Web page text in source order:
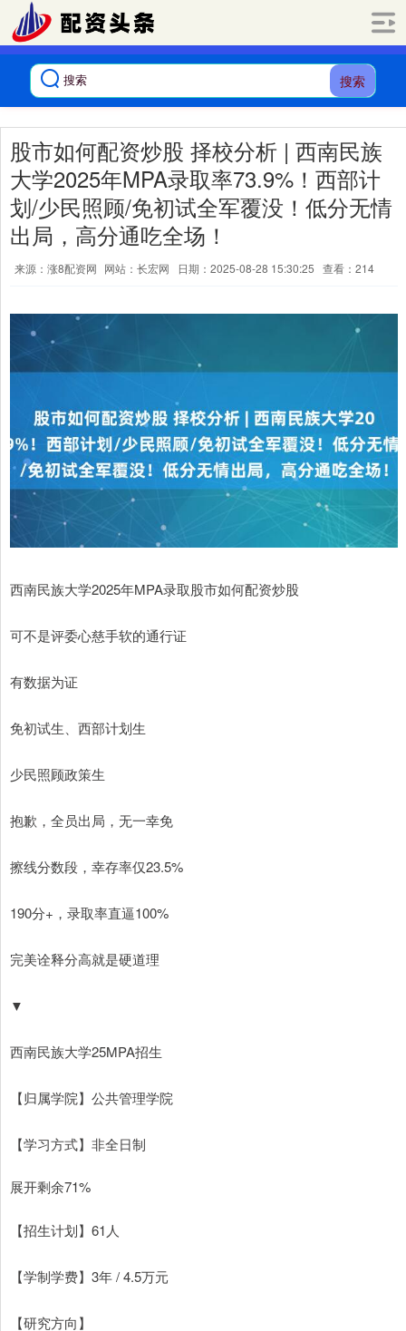
搜索
股市如何配资炒股 择校分析 | 西南民族
大学2025年MPA录取率73.9%！西部计
划/少民照顾/免初试全军覆没！低分无情
出局，高分通吃全场！
来源：涨8配资网 网站：长宏网 日期：2025-08-28 15:30:25 查看：214
西南民族大学2025年MPA录取股市如何配资炒股
可不是评委心慈手软的通行证
有数据为证
免初试生、西部计划生
少民照顾政策生
抱歉，全员出局，无一幸免
擦线分数段，幸存率仅23.5%
190分+，录取率直逼100%
完美诠释分高就是硬道理
▼
西南民族大学25MPA招生
【归属学院】公共管理学院
【学习方式】非全日制
展开剩余71%
【招生计划】61人
【学制学费】3年 / 4.5万元
【研究方向】